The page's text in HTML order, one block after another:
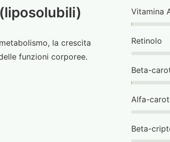
la crescita
funzioni corporee.
Vitamina
Retinolo
Beta-
Alfa-
Beta-